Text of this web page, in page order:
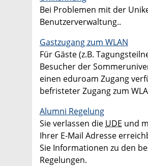
Bei Problemen mit der
Benutzerverwaltung..
Gastzugang zum WLAN
Für Gäste (z.B.
Besucher der
einen eduroam Zugang
befristeter Zugang zum
Alumni Regelung
Sie verlassen die UDE und
Ihrer E-Mail Adresse
Sie Informationen zu den
Regelungen.